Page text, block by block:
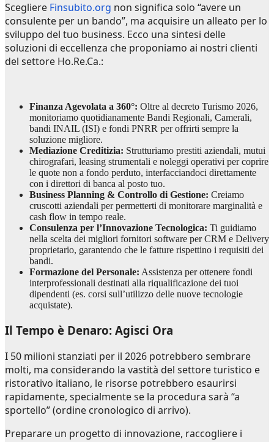
Scegliere Finsubito.org non significa solo “avere un
consulente per un bando”, ma acquisire un alleato per lo
sviluppo del tuo business. Ecco una sintesi delle
soluzioni di eccellenza che proponiamo ai nostri clienti
del settore Ho.Re.Ca.:
Finanza Agevolata a 360°: Oltre al decreto Turismo 2026,
monitoriamo quotidianamente Bandi Regionali, Camerali,
bandi INAIL (ISI) e fondi PNRR per offrirti sempre la
soluzione migliore.
Mediazione Creditizia: Strutturiamo prestiti aziendali, mutui
chirografari, leasing strumentali e noleggi operativi per coprire
le quote non a fondo perduto, interfacciandoci direttamente
con i direttori di banca al posto tuo.
Business Planning & Controllo di Gestione: Creiamo
cruscotti aziendali per permetterti di monitorare marginalità e
cash flow in tempo reale.
Consulenza per l’Innovazione Tecnologica: Ti guidiamo
nella scelta dei migliori fornitori software per CRM e Delivery
proprietario, garantendo che le fatture rispettino i requisiti dei
bandi.
Formazione del Personale: Assistenza per ottenere fondi
interprofessionali destinati alla riqualificazione dei tuoi
dipendenti (es. corsi sull’utilizzo delle nuove tecnologie
acquistate).
Il Tempo è Denaro: Agisci Ora
I 50 milioni stanziati per il 2026 potrebbero sembrare
molti, ma considerando la vastità del settore turistico e
ristorativo italiano, le risorse potrebbero esaurirsi
rapidamente, specialmente se la procedura sarà “a
sportello” (ordine cronologico di arrivo).
Preparare un progetto di innovazione, raccogliere i